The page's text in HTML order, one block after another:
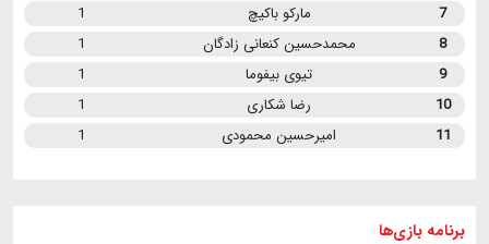
7
مارکو باکیچ
1
8
محمدحسین کنعانی زادگان
1
9
تیوی بیفوما
1
10
رضا شکاری
1
11
امیرحسین محمودی 1
برنامه بازی ها